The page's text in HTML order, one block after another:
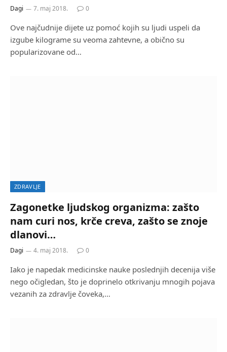
Dagi 7. maj 2018. 0
Ove najčudnije dijete uz pomoć kojih su ljudi uspeli da
izgube kilograme su veoma zahtevne, a obično su
popularizovane od…
ZDRAVLJE
Zagonetke ljudskog organizma: zašto
nam curi nos, krče creva, zašto se znoje
dlanovi…
Dagi 4. maj 2018. 0
Iako je napedak medicinske nauke poslednjih decenija više
nego očigledan, što je doprinelo otkrivanju mnogih pojava
vezanih za zdravlje čoveka,…